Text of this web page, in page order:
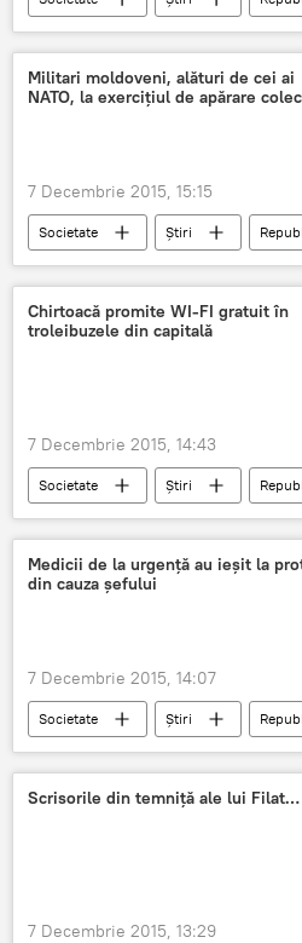
Buget
Poliţia
Poliţişti
Ore de muncă suplimentare
Cheltuieli suplimentare
Militari moldoveni, alături de cei ai
NATO, la exerciţiul de apărare
7 Decembrie 2015, 15:15
Societate Știri
militari
Armata Naţională
NATO
SUA
Moldova
România
Chirtoacă promite WI-FI gratuit în
troleibuzele din capitală
7 Decembrie 2015, 14:43
Societate Știri
Chişinău
Gratuit
Medicii de la urgenţă au ieşit la
din cauza şefului
7 Decembrie 2015, 14:07
Societate Știri
Proteste
Medici
Scrisorile din temniţă ale lui Filat…
7 Decembrie 2015, 13:29